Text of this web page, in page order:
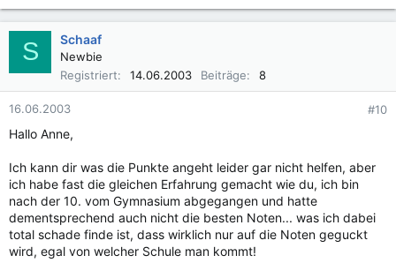
S Schaaf
Newbie
Registriert
14.06.2003 Beiträge 8
16.06.2003 #10
Hallo Anne,
Ich kann dir was die Punkte angeht leider gar nicht helfen, aber
ich habe fast die gleichen Erfahrung gemacht wie du, ich bin
nach der 10. vom Gymnasium abgegangen und hatte
dementsprechend auch nicht die besten Noten... was ich dabei
total schade finde ist, dass wirklich nur auf die Noten geguckt
wird, egal von welcher Schule man kommt!